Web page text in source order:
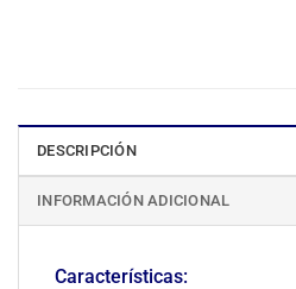
DESCRIPCIÓN
INFORMACIÓN ADICIONAL
Características: